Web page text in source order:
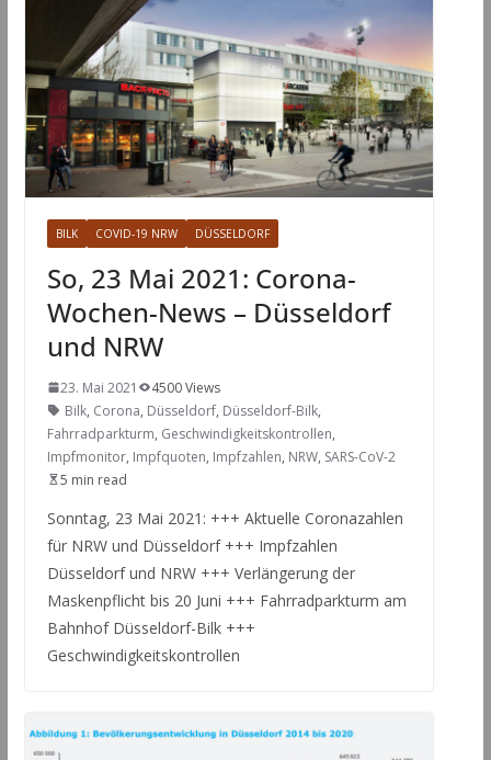
BILK COVID-19 NRW DÜSSELDORF
So, 23 Mai 2021: Corona-
Wochen-News – Düsseldorf
und NRW
23. Mai 2021
4500 Views
Bilk, Corona, Düsseldorf, Düsseldorf-Bilk,
Fahrradparkturm, Geschwindigkeitskontrollen,
Impfmonitor, Impfquoten, Impfzahlen, NRW, SARS-CoV-2
5 min read
Sonntag, 23 Mai 2021: +++ Aktuelle Coronazahlen
für NRW und Düsseldorf +++ Impfzahlen
Düsseldorf und NRW +++ Verlängerung der
Maskenpflicht bis 20 Juni +++ Fahrradparkturm am
Bahnhof Düsseldorf-Bilk +++
Geschwindigkeitskontrollen